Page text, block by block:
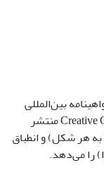
بین‌المللی
Creative Commons Attribution 4.0 International License منتشر
به هر شکل) و انطباق
را می‌دهد.